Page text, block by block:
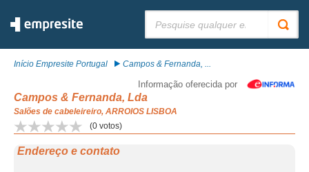
Início Empresite Portugal Campos & Fernanda, ...
Informação oferecida por
Campos & Fernanda, Lda
Salões de cabeleireiro, ARROIOS LISBOA
(0 votos)
Endereço e contato